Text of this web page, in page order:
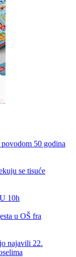
50 godina
se tisuće
10h
u OŠ fra
najavili 22.